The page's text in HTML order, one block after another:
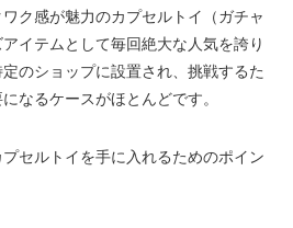
ク感が魅力のカプセルトイ（ガチャ
イテムとして毎回絶大な人気を誇り
のショップに設置され、挑戦するた
なるケースがほとんどです。
セルトイを手に入れるためのポイン